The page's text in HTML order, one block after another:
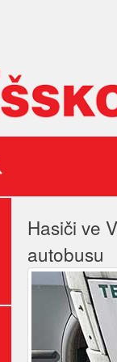
Hasiči ve
autobusu